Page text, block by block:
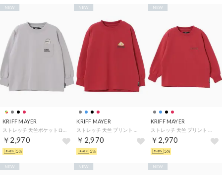
KRIFF MAYER
￥2,970
NEW
5%
KRIFF MAYER
￥2,970
NEW
5%
KRIFF MAYER
￥2,970
NEW
5%
NEW NEW NEW